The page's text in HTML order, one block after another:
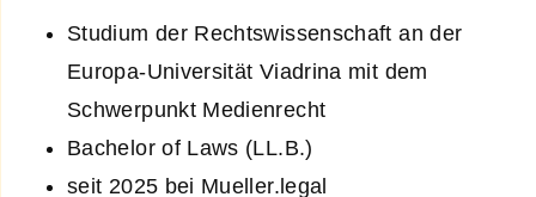
Studium der Rechtswissenschaft an der
Europa-Universität Viadrina mit dem
Schwerpunkt Medienrecht
Bachelor of Laws (LL.B.)
seit 2025 bei Mueller.legal